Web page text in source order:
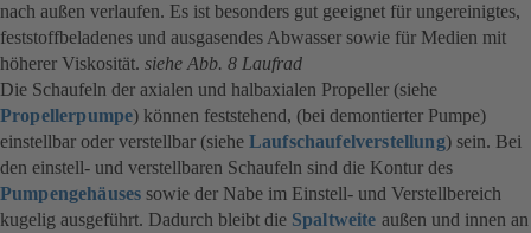
nach außen verlaufen. Es ist besonders gut geeignet für ungereinigtes,
feststoffbeladenes und ausgasendes Abwasser sowie für Medien mit
höherer Viskosität. siehe Abb. 8 Laufrad
Die Schaufeln der axialen und halbaxialen Propeller (siehe
Propellerpumpe) können feststehend, (bei demontierter Pumpe)
einstellbar oder verstellbar (siehe Laufschaufelverstellung) sein. Bei
den einstell- und verstellbaren Schaufeln sind die Kontur des
Pumpengehäuses sowie der Nabe im Einstell- und Verstellbereich
kugelig ausgeführt. Dadurch bleibt die Spaltweite außen und innen an